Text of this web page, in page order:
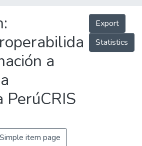
a
Export
Statistics
Simple item page